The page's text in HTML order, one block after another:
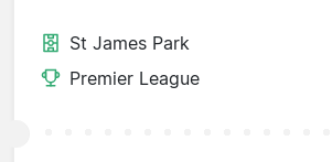
St James Park
Premier League